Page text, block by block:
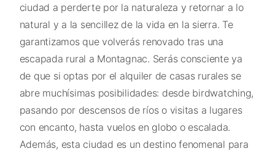
ciudad a perderte por la naturaleza y retornar a lo
natural y a la sencillez de la vida en la sierra. Te
garantizamos que volverás renovado tras una
escapada rural a Montagnac. Serás consciente ya
de que si optas por el alquiler de casas rurales se
abre muchísimas posibilidades: desde birdwatching,
pasando por descensos de ríos o visitas a lugares
con encanto, hasta vuelos en globo o escalada.
Además, esta ciudad es un destino fenomenal para